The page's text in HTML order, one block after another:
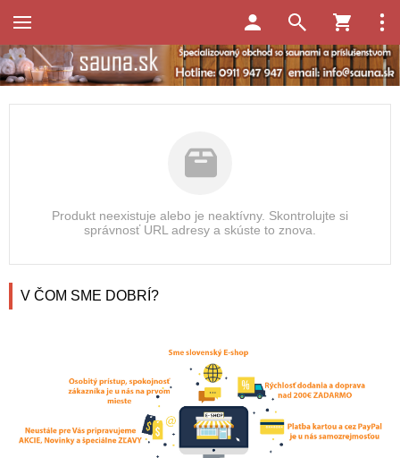
Produkt neexistuje alebo je neaktívny. Skontrolujte si
správnosť URL adresy a skúste to znova.
V ČOM SME DOBRÍ?